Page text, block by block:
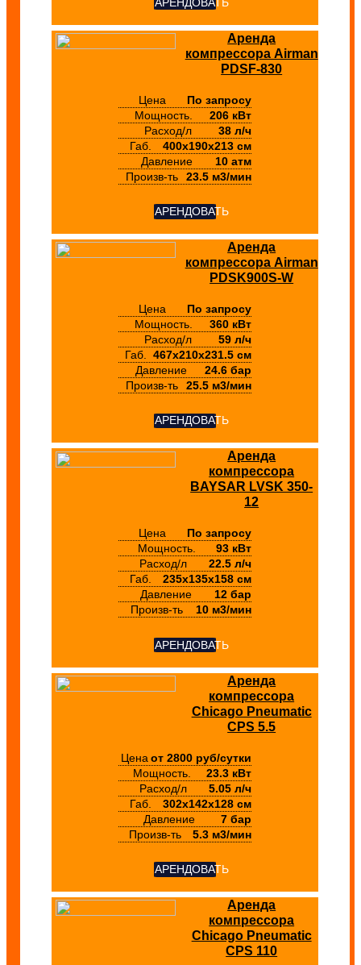
АРЕНДОВАТЬ
Аренда
компрессора Airman
PDSF-830
Цена
По запросу
Мощность.
206 кВт
Расход/л
38 л/ч
Габ.
400х190х213 см
Давление
10 атм
Произв-ть
23.5 м3/мин
АРЕНДОВАТЬ
Аренда
компрессора Airman
PDSK900S-W
Цена
По запросу
Мощность.
360 кВт
Расход/л
59 л/ч
Габ.
467х210х231.5 см
Давление
24.6 бар
Произв-ть
25.5 м3/мин
АРЕНДОВАТЬ
Аренда
компрессора
BAYSAR LVSK 350-
12
Цена
По запросу
Мощность.
93 кВт
Расход/л
22.5 л/ч
Габ.
235х135х158 см
Давление
12 бар
Произв-ть
10 м3/мин
АРЕНДОВАТЬ
Аренда
компрессора
Chicago Pneumatic
CPS 5.5
Цена от 2800 руб/сутки
Мощность.
23.3 кВт
Расход/л
5.05 л/ч
Габ.
302х142х128 см
Давление
7 бар
Произв-ть
5.3 м3/мин
АРЕНДОВАТЬ
Аренда
компрессора
Chicago Pneumatic
CPS 110